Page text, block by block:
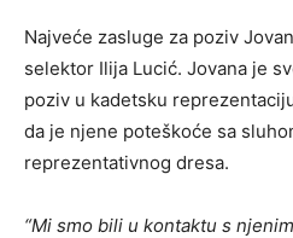
Najveće zasluge za poziv
selektor Ilija Lucić. Jovana je
poziv u kadetsku
da je njene poteškoće sa
reprezentativnog dresa.
“Mi smo bili u kontaktu s